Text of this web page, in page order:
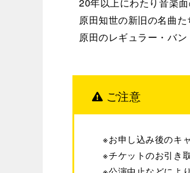
原田知世の新旧の名曲た
原田のレギュラー・バ
ご注意
※お申し込み後のキ
※チケットのお引き